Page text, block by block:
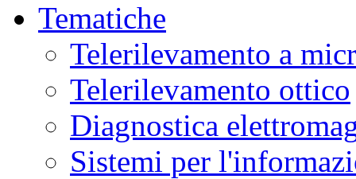
Tematiche
Telerilevamento a
Telerilevamento ottico
Diagnostica
Sistemi per